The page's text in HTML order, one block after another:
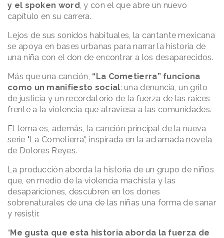
y el spoken word, y con el que abre un nuevo
capítulo en su carrera.
Lejos de sus sonidos habituales, la cantante mexicana
se apoya en bases urbanas para narrar la historia de
una niña con el don de encontrar a los desaparecidos.
Más que una canción, “La Cometierra” funciona
como un manifiesto social: una denuncia, un grito
de justicia y un recordatorio de la fuerza de las raíces
frente a la violencia que atraviesa a las comunidades.
El tema es, además, la canción principal de la nueva
serie "La Cometierra", inspirada en la aclamada novela
de Dolores Reyes.
La producción aborda la historia de un grupo de niños
que, en medio de la violencia machista y las
desapariciones, descubren en los dones
sobrenaturales de una de las niñas una forma de sanar
y resistir.
“Me gusta que esta historia aborda la fuerza de